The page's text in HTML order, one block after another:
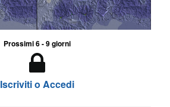
Prossimi 6 - 9 giorni
Iscriviti o Accedi